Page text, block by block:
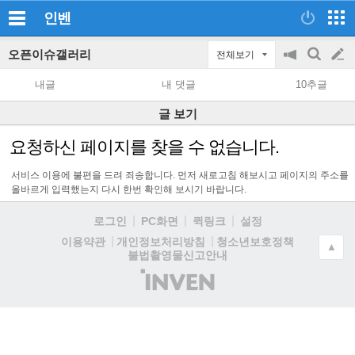
인벤
오픈이슈갤러리 전체보기
공
지
on/off
검
색
글
쓰
기
내글 내 댓글 10추글
글 보기
요청하신 페이지를 찾을 수 없습니다.
서비스 이용에 불편을 드려 죄송합니다. 먼저 새로고침 해보시고 페이지의 주소를
올바르게 입력했는지 다시 한번 확인해 보시기 바랍니다.
로그인 PC화면 퀵링크
설정
이용약관
개인정보처리방침
청소년보호정책
불법촬영물신고안내
(주)
인
▲